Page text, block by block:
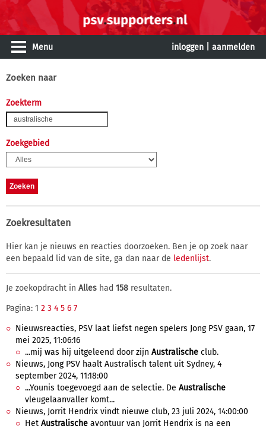
Menu inloggen aanmelden
Zoeken naar
Zoekterm
Zoekgebied
Zoekresultaten
Hier kan je nieuws en reacties doorzoeken. Ben je op zoek naar
een bepaald lid van de site, ga dan naar de ledenlijst.
Je zoekopdracht in Alles had 158 resultaten.
Pagina: 1 2 3 4 5 6 7
Nieuwsreacties, PSV laat liefst negen spelers Jong PSV gaan, 17
mei 2025, 11:06:16
...mij was hij uitgeleend door zijn Australische club.
Nieuws, Jong PSV haalt Australisch talent uit Sydney, 4
september 2024, 11:18:00
...Younis toegevoegd aan de selectie. De Australische
vleugelaanvaller komt...
Nieuws, Jorrit Hendrix vindt nieuwe club, 23 juli 2024, 14:00:00
Het Australische avontuur van Jorrit Hendrix is na een